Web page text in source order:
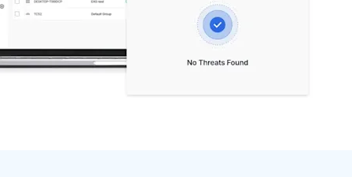
盾牌（反詐騙）
所有產品
業
Nederlands
Português
繁體中文